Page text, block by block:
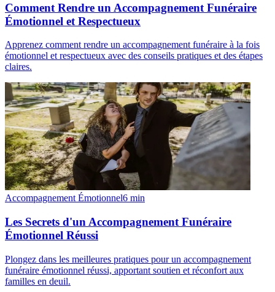
Comment Rendre un Accompagnement Funéraire
Émotionnel et Respectueux
Apprenez comment rendre un accompagnement funéraire à la fois
émotionnel et respectueux avec des conseils pratiques et des étapes
claires.
Accompagnement Émotionnel6 min
Les Secrets d'un Accompagnement Funéraire
Émotionnel Réussi
Plongez dans les meilleures pratiques pour un accompagnement
funéraire émotionnel réussi, apportant soutien et réconfort aux
familles en deuil.